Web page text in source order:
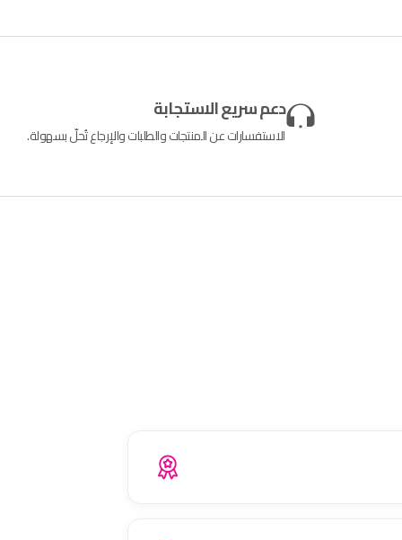
دعم سريع الاستجابة
الاستفسارات عن المنتجات والطلبات والإرجاع تُحلّ بسهولة.